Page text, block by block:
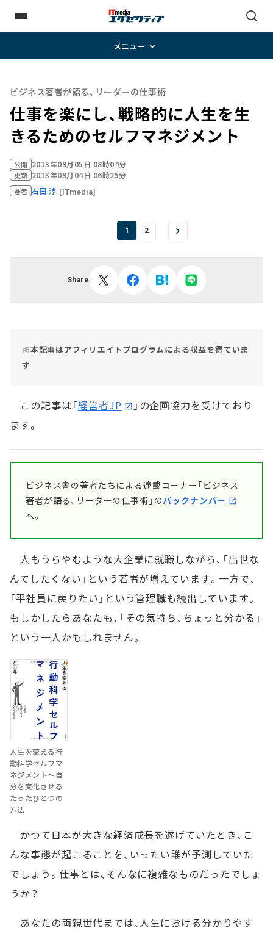
メニュー
ビジネス著者が語る、リーダーの仕事術
仕事を楽にし、戦略的に人生を生
きるためのセルフマネジメント
公開 2013年09月05日 08時04分
更新 2013年09月04日 06時25分
著者 石田 淳 [ITmedia]
1 2
Share
※本記事はアフィリエイトプログラムによる収益を得ていま
す
この記事は「経営者JP
」の企画協力を受けており
ます。
ビジネス書の著者たちによる連載コーナー「ビジネス
著者が語る、リーダーの仕事術」のバックナンバー
へ。
人もうらやむような大企業に就職しながら、「出世な
んてしたくない」という若者が増えています。一方で、
「平社員に戻りたい」という管理職も続出しています。
もしかしたらあなたも、「その気持ち、ちょっと分かる」
という一人かもしれません。
人生を変える行
動科学セルフマ
ネジメント～自
分を変化させる
たったひとつの
方法
かつて日本が大きな経済成長を遂げていたとき、こ
んな事態が起こることを、いったい誰が予測していた
でしょう。仕事とは、そんなに複雑なものだったでしょ
うか？
あなたの両親世代までは、人生における分かりやす